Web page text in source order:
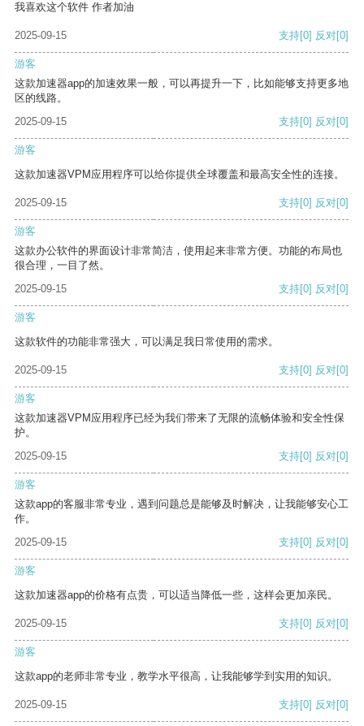
我喜欢这个软件 作者加油
2025-09-15 支持[0] 反对[0]
游客
这款加速器app的加速效果一般，可以再提升一下，比如能够支持更多地
区的线路。
2025-09-15
支持[0] 反对[0]
游客
这款加速器VPM应用程序可以给你提供全球覆盖和最高安全性的连接。
2025-09-15 支持[0] 反对[0]
游客
这款办公软件的界面设计非常简洁，使用起来非常方便。功能的布局也
很合理，一目了然。
2025-09-15
支持[0] 反对[0]
游客
这款软件的功能非常强大，可以满足我日常使用的需求。
2025-09-15 支持[0] 反对[0]
游客
这款加速器VPM应用程序已经为我们带来了无限的流畅体验和安全性保
护。
2025-09-15
支持[0] 反对[0]
游客
这款app的客服非常专业，遇到问题总是能够及时解决，让我能够安心工
作。
2025-09-15
支持[0] 反对[0]
游客
这款加速器app的价格有点贵，可以适当降低一些，这样会更加亲民。
2025-09-15 支持[0] 反对[0]
游客
这款app的老师非常专业，教学水平很高，让我能够学到实用的知识。
2025-09-15 支持[0] 反对[0]